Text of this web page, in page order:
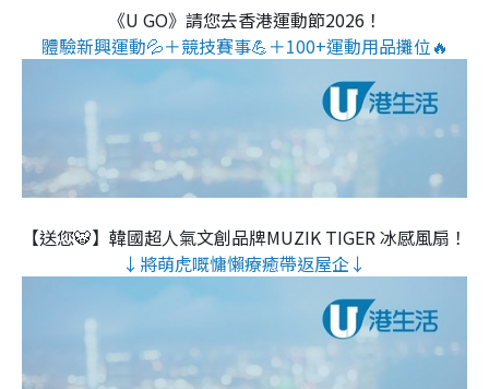
《U GO》請您去香港運動節2026！
體驗新興運動💦＋競技賽事💪＋100+運動用品攤位🔥
【送您🐯】韓國超人氣文創品牌MUZIK TIGER 冰感風扇！
↓將萌虎嘅慵懶療癒帶返屋企↓